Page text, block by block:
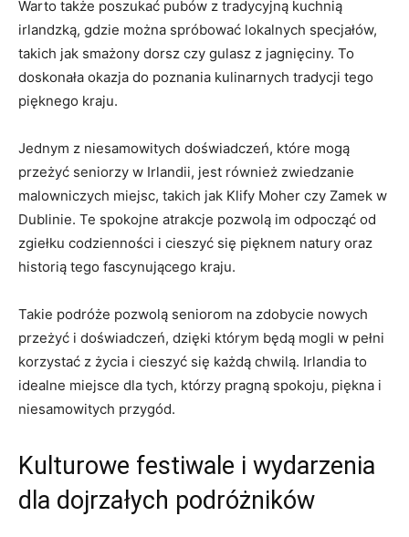
Warto także poszukać pubów ​z tradycyjną kuchnią
irlandzką,‍ gdzie można spróbować lokalnych ⁤specjałów,
takich jak smażony dorsz czy⁢ gulasz z jagnięciny. To
doskonała okazja do poznania kulinarnych tradycji tego
pięknego kraju.
Jednym z niesamowitych doświadczeń, które mogą
przeżyć seniorzy w ​Irlandii, jest‌ również zwiedzanie
malowniczych miejsc, takich jak⁣ Klify⁢ Moher czy ​Zamek w
Dublinie. Te spokojne atrakcje pozwolą im odpocząć od
zgiełku codzienności i cieszyć się pięknem natury ⁢oraz
historią tego fascynującego kraju.
Takie podróże pozwolą seniorom na zdobycie nowych
przeżyć i doświadczeń, dzięki którym będą mogli w pełni
korzystać z życia i cieszyć się każdą chwilą. Irlandia to
idealne miejsce ​dla tych, którzy pragną spokoju, piękna i
niesamowitych przygód.
Kulturowe ‍festiwale i wydarzenia
dla dojrzałych ⁣podróżników